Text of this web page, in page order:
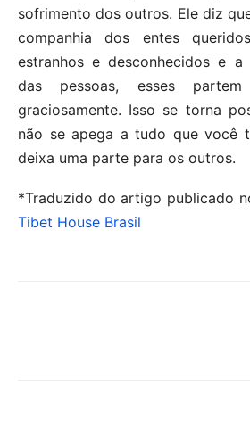
sofrimento dos outros. Ele diz
companhia dos entes
estranhos e desconhecidos e
das pessoas, esses
graciosamente. Isso se torna
não se apega a tudo que você
deixa uma parte para os outros.
*Traduzido do artigo publicado
Tibet House Brasil